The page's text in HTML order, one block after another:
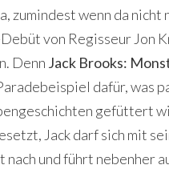
zumindest wenn da
von Regisseur Jon
Denn Jack Brooks:
dafür, was
gefüttert
Jack darf sich mit
und führt nebenher